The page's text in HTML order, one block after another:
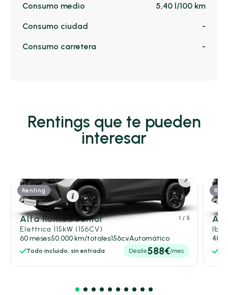
Consumo medio 5,40 l/100 km
Consumo ciudad -
Consumo carretera -
Rentings que te pueden
interesar
1 / 5
Renting
Eléctrico Resumen
Alfa Romeo Junior
Elettrica 115kW (156CV)
60 meses50.000 km/totales156cvAutomático
Todo incluido, sin entrada Desde588€/mes
48